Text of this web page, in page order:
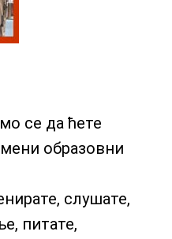
се да ћете
образовни
слушате,
питате,